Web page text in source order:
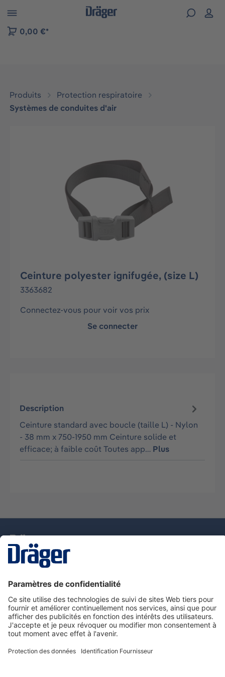
to B2B platform navigation
0,00 €*
Produits
Protection respiratoire
Systèmes de conduites d'air
Ceinture polyester ignifugée, (size L)
3363682
Connectez-vous pour voir vos prix
Se connecter
Description
Ceinture standard avec boucle (taille L) - Nylon
- 38 mm x 750-1950 mm Ceinture solide et
efficace; à faible coût Toutes app… Plus
Nous contacter
Service de e-commande Dräger
Informations sur les produits